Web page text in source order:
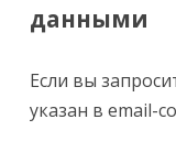
данными
Если вы
указан в email-